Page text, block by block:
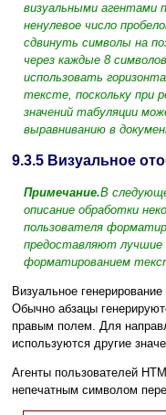
визуальными агентами
ненулевое число
сдвинуть символы на
через каждые 8
использовать
тексте, поскольку при
значений табуляции
выравниванию в
9.3.5 Визуальное
Примечание.В
описание обработки
пользователя
предоставляют лучшие
форматированием
Визуальное
Обычно абзацы
правым полем. Для
используются другие
Агенты пользователей
непечатным символом